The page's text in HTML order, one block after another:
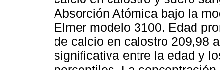
Absorción Atómica bajo la
Elmer modelo 3100. Edad
de calcio en calostro 209,98
significativa entre la edad y